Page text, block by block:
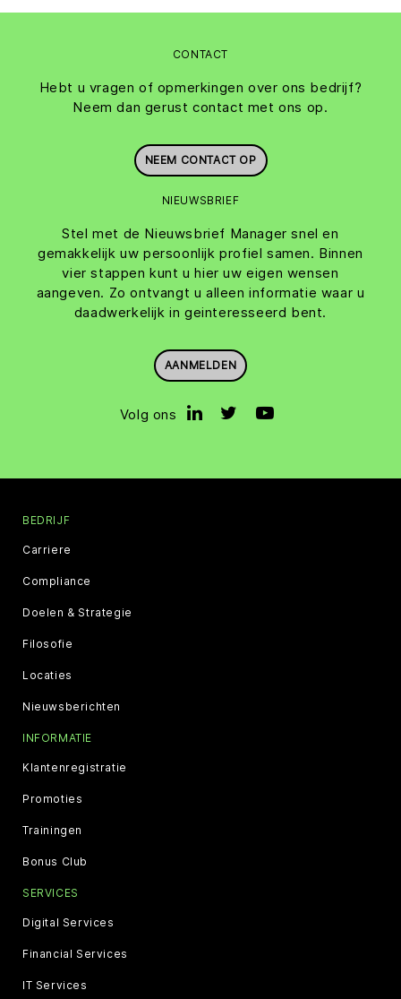
CONTACT
Hebt u vragen of opmerkingen over ons bedrijf?
Neem dan gerust contact met ons op.
NEEM CONTACT OP
NIEUWSBRIEF
Stel met de Nieuwsbrief Manager snel en
gemakkelijk uw persoonlijk profiel samen. Binnen
vier stappen kunt u hier uw eigen wensen
aangeven. Zo ontvangt u alleen informatie waar u
daadwerkelijk in geinteresseerd bent.
AANMELDEN
Volg ons
BEDRIJF
Carriere
Compliance
Doelen & Strategie
Filosofie
Locaties
Nieuwsberichten
INFORMATIE
Klantenregistratie
Promoties
Trainingen
Bonus Club
SERVICES
Digital Services
Financial Services
IT Services